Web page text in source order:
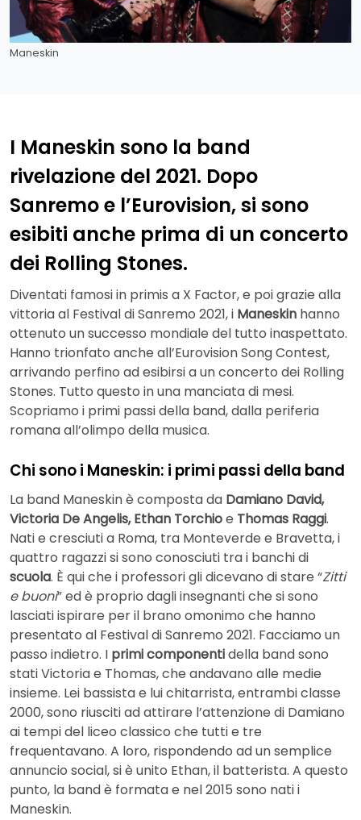
Maneskin
I Maneskin sono la band
rivelazione del 2021. Dopo
Sanremo e l’Eurovision, si sono
esibiti anche prima di un concerto
dei Rolling Stones.
Diventati famosi in primis a X Factor, e poi grazie alla
vittoria al Festival di Sanremo 2021, i Maneskin hanno
ottenuto un successo mondiale del tutto inaspettato.
Hanno trionfato anche all’Eurovision Song Contest,
arrivando perfino ad esibirsi a un concerto dei Rolling
Stones. Tutto questo in una manciata di mesi.
Scopriamo i primi passi della band, dalla periferia
romana all’olimpo della musica.
Chi sono i Maneskin: i primi passi della band
La band Maneskin è composta da Damiano David,
Victoria De Angelis, Ethan Torchioe Thomas Raggi.
Nati e cresciuti a Roma, tra Monteverde e Bravetta, i
quattro ragazzi si sono conosciuti tra i banchi di
scuola. È qui che i professori gli dicevano di stare “Zitti
e buoni” ed è proprio dagli insegnanti che si sono
lasciati ispirare per il brano omonimo che hanno
presentato al Festival di Sanremo 2021. Facciamo un
passo indietro. I primi componentidella band sono
stati Victoria e Thomas, che andavano alle medie
insieme. Lei bassista e lui chitarrista, entrambi classe
2000, sono riusciti ad attirare l’attenzione di Damiano
ai tempi del liceo classico che tutti e tre
frequentavano. A loro, rispondendo ad un semplice
annuncio social, si è unito Ethan, il batterista. A questo
punto, la band è formata e nel 2015 sono nati i
Maneskin.